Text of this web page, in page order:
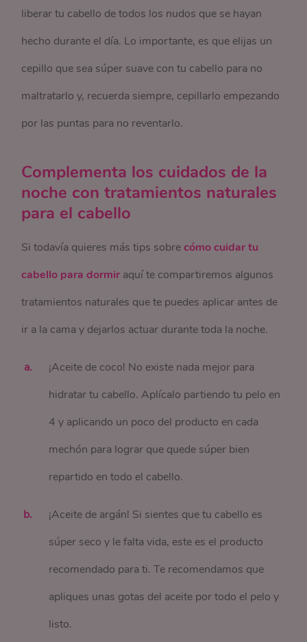
liberar tu cabello de todos los nudos que se hayan
hecho durante el día. Lo importante, es que elijas un
cepillo que sea súper suave con tu cabello para no
maltratarlo y, recuerda siempre, cepillarlo empezando
por las puntas para no reventarlo.
Complementa los cuidados de la
noche con tratamientos naturales
para el cabello
Si todavía quieres más tips sobrecómo cuidar tu
cabello para dormir aquí te compartiremos algunos
tratamientos naturales que te puedes aplicar antes de
ir a la cama y dejarlos actuar durante toda la noche.
¡Aceite de coco! No existe nada mejor para
hidratar tu cabello. Aplícalo partiendo tu pelo en
4 y aplicando un poco del producto en cada
mechón para lograr que quede súper bien
repartido en todo el cabello.
¡Aceite de argán! Si sientes que tu cabello es
súper seco y le falta vida, este es el producto
recomendado para ti. Te recomendamos que
apliques unas gotas del aceite por todo el pelo y
listo.